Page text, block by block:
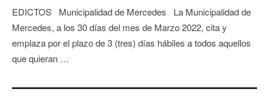
EDICTOS Municipalidad de Mercedes La Municipalidad de
Mercedes, a los 30 días del mes de Marzo 2022, cita y
emplaza por el plazo de 3 (tres) días hábiles a todos aquellos
que quieran …